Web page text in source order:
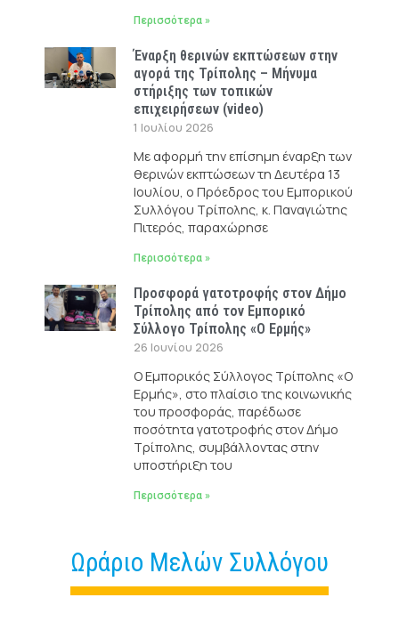
Ωράριο Μελών Συλλόγου
Περισσότερα »
Έναρξη θερινών εκπτώσεων στην
αγορά της Τρίπολης – Μήνυμα
στήριξης των τοπικών
επιχειρήσεων (video)
1 Ιουλίου 2026
Με αφορμή την επίσημη έναρξη των
θερινών εκπτώσεων τη Δευτέρα 13
Ιουλίου, ο Πρόεδρος του Εμπορικού
Συλλόγου Τρίπολης, κ. Παναγιώτης
Πιτερός, παραχώρησε
Περισσότερα »
Προσφορά γατοτροφής στον Δήμο
Τρίπολης από τον Εμπορικό
Σύλλογο Τρίπολης «Ο Ερμής»
26 Ιουνίου 2026
Ο Εμπορικός Σύλλογος Τρίπολης «Ο
Ερμής», στο πλαίσιο της κοινωνικής
του προσφοράς, παρέδωσε
ποσότητα γατοτροφής στον Δήμο
Τρίπολης, συμβάλλοντας στην
υποστήριξη του
Περισσότερα »